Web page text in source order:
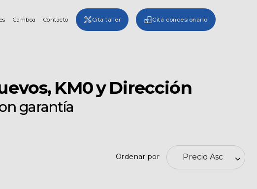
Gamboa Contacto Cita taller Cita concesionario
KM0 y Dirección
garantía
Ordenar por